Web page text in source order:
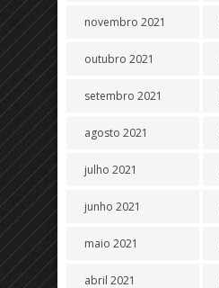
novembro 2021
outubro 2021
setembro 2021
agosto 2021
julho 2021
junho 2021
maio 2021
abril 2021